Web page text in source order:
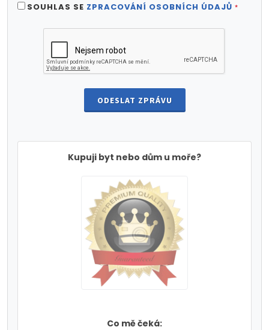
SOUHLAS SE ZPRACOVÁNÍ OSOBNÍCH ÚDAJŮ *
ODESLAT ZPRÁVU
Kupuji byt nebo dům u moře?
Co mě čeká: